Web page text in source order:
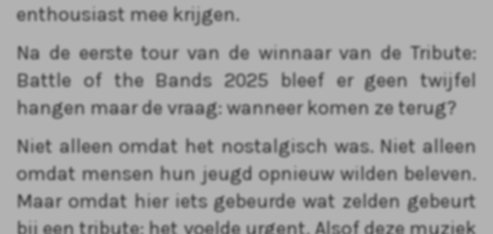
enthousiast mee krijgen.
Na de eerste tour van de winnaar van de Tribute:
Battle of the Bands 2025 bleef er geen twijfel
hangen maar de vraag: wanneer komen ze terug?
Niet alleen omdat het nostalgisch was. Niet alleen
omdat mensen hun jeugd opnieuw wilden beleven.
Maar omdat hier iets gebeurde wat zelden gebeurt
bij een tribute: het voelde urgent. Alsof deze muziek